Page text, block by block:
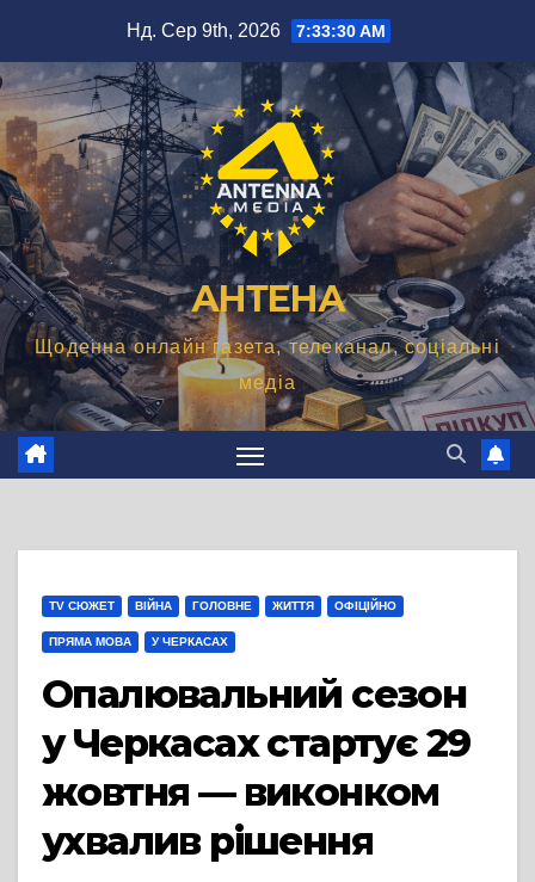
вмісту
Нд. Сер 9th, 2026 7:33:31 AM
АНТЕНА
Щоденна онлайн газета, телеканал, соціальні
медіа
TV СЮЖЕТ ВІЙНА ГОЛОВНЕ ЖИТТЯ ОФІЦІЙНО
ПРЯМА МОВА У ЧЕРКАСАХ
Опалювальний сезон
у Черкасах стартує 29
жовтня — виконком
ухвалив рішення